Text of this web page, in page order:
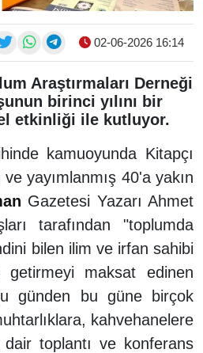
02-06-2026 16:14
Araştırmaları Derneği
birinci yılını bir
etkinliği ile kutluyor.
kamuoyunda Kitapçı
yayımlanmış 40'a yakın
Gazetesi Yazarı Ahmet
tarafından "toplumda
bilen ilim ve irfan sahibi
getirmeyi maksat edinen
günden bu güne birçok
kahvehanelere
dair toplantı ve konferans